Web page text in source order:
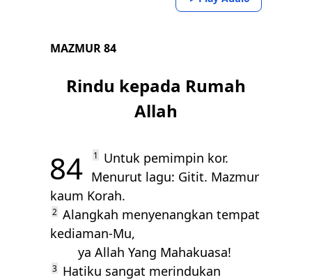
MAZMUR 84
Rindu kepada Rumah
Allah
84 1
Untuk pemimpin kor.
Menurut lagu: Gitit. Mazmur
kaum Korah.
2 Alangkah menyenangkan tempat
kediaman-Mu,
ya Allah Yang Mahakuasa!
3
Hatiku sangat merindukan